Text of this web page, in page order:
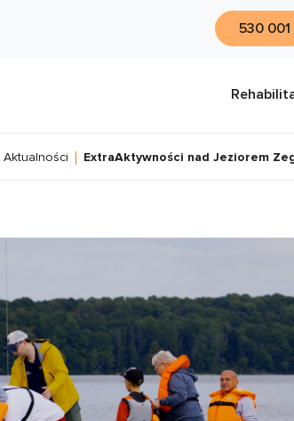
530 001
Aktualności ExtraAktywności nad Jeziorem